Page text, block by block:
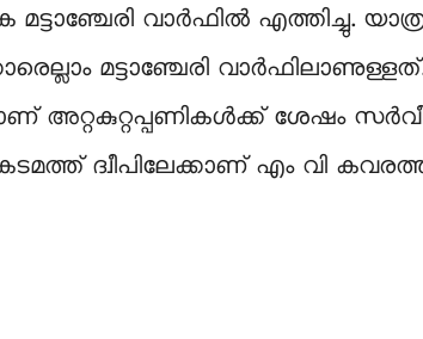
വാർഫിൽ എത്തിച്ചു.
മട്ടാഞ്ചേരി
അറ്റകുറ്റപ്പണികൾക്ക് ശേഷം
ദ്വീപിലേക്കാണ് എം വി